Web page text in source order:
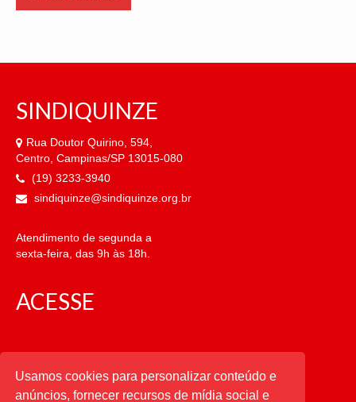
SINDIQUINZE
Rua Doutor Quirino, 594,
Centro, Campinas/SP 13015-080
(19) 3233-3940
sindiquinze@sindiquinze.org.br
Atendimento de segunda a
sexta-feira, das 9h às 18h.
ACESSE
CATEGORIAS
CATEGORIAS
Usamos cookies para personalizar conteúdo e
anúncios, fornecer recursos de mídia social e